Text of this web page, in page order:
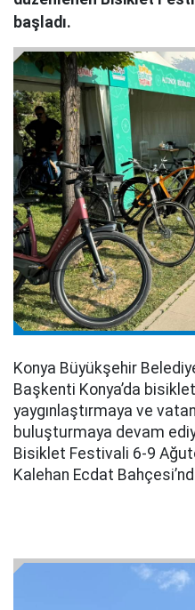
başladı.
Konya Büyükşehir
Başkenti Konya’da
yaygınlaştırmaya ve
buluşturmaya devam
Bisiklet Festivali 6-9
Kalehan Ecdat